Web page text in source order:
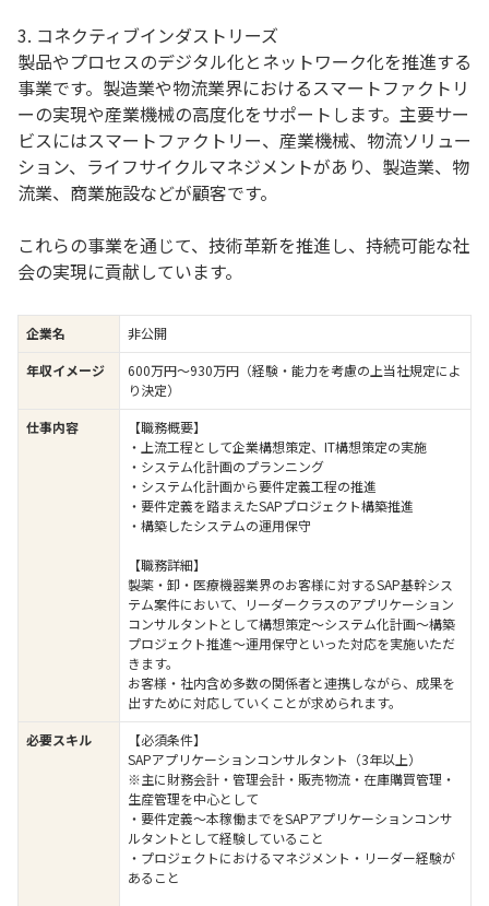
3. コネクティブインダストリーズ
製品やプロセスのデジタル化とネットワーク化を推進する
事業です。製造業や物流業界におけるスマートファクトリ
ーの実現や産業機械の高度化をサポートします。主要サー
ビスにはスマートファクトリー、産業機械、物流ソリュー
ション、ライフサイクルマネジメントがあり、製造業、物
流業、商業施設などが顧客です。
これらの事業を通じて、技術革新を推進し、持続可能な社
会の実現に貢献しています。
企業名
非公開
年収イメージ
600万円〜930万円（経験・能力を考慮の上当社規定によ
り決定）
仕事内容
【職務概要】
・上流工程として企業構想策定、IT構想策定の実施
・システム化計画のプランニング
・システム化計画から要件定義工程の推進
・要件定義を踏まえたSAPプロジェクト構築推進
・構築したシステムの運用保守
【職務詳細】
製薬・卸・医療機器業界のお客様に対するSAP基幹シス
テム案件において、リーダークラスのアプリケーション
コンサルタントとして構想策定～システム化計画～構築
プロジェクト推進～運用保守といった対応を実施いただ
きます。
お客様・社内含め多数の関係者と連携しながら、成果を
出すために対応していくことが求められます。
必要スキル
【必須条件】
SAPアプリケーションコンサルタント（3年以上）
※主に財務会計・管理会計・販売物流・在庫購買管理・
生産管理を中心として
・要件定義～本稼働までをSAPアプリケーションコンサ
ルタントとして経験していること
・プロジェクトにおけるマネジメント・リーダー経験が
あること